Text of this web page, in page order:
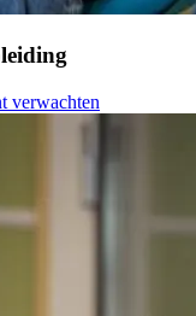
verwachten